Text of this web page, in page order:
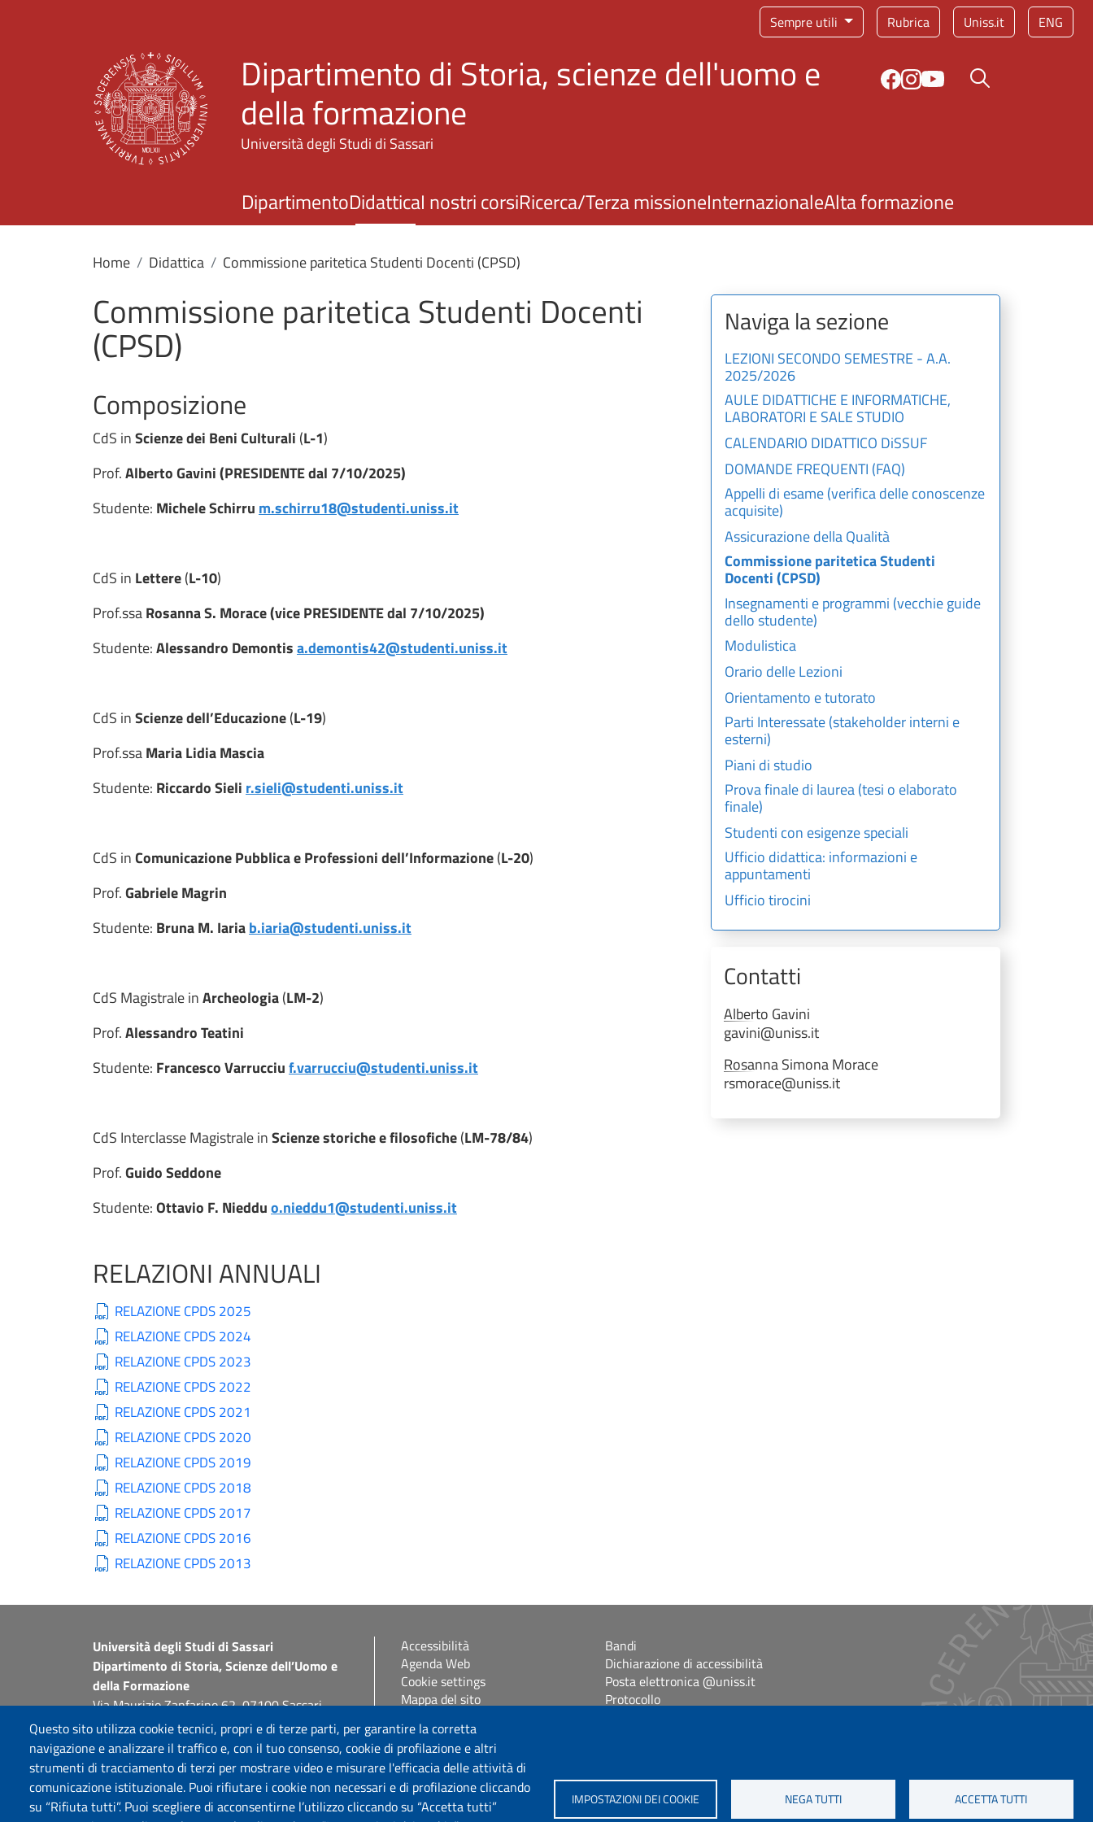
Sempre utili Rubrica Uniss.it ENG
Questo sito utilizza cookie tecnici, propri e di terze parti, per garantire la corretta
navigazione e analizzare il traffico e, con il tuo consenso, cookie di profilazione e altri
strumenti di tracciamento di terzi per mostrare video e misurare l'efficacia delle attività di
comunicazione istituzionale. Puoi rifiutare i cookie non necessari e di profilazione cliccando
su “Rifiuta tutti”. Puoi scegliere di acconsentirne l’utilizzo cliccando su “Accetta tutti”
IMPOSTAZIONI DEI COOKIE NEGA TUTTI ACCETTA TUTTI
Dipartimento di Storia, scienze dell'uomo e
della formazione
Università degli Studi di Sassari
Bottone cerca
DipartimentoDidatticaI nostri corsiRicerca/Terza missioneInternazionaleAlta formazione
Home Didattica Commissione paritetica Studenti Docenti (CPSD)
Commissione paritetica Studenti Docenti
(CPSD)
Composizione
CdS inScienze dei Beni Culturali (L-1)
Prof.Alberto Gavini (PRESIDENTE dal 7/10/2025)
Studente: Michele Schirru m.schirru18@studenti.uniss.it
CdS in Lettere(L-10)
Prof.ssaRosanna S. Morace (vice PRESIDENTE dal 7/10/2025)
Studente:Alessandro Demontisa.demontis42@studenti.uniss.it
CdS inScienze dell’Educazione(L-19)
Prof.ssaMaria Lidia Mascia
Studente: Riccardo Sieli r.sieli@studenti.uniss.it
CdS inComunicazione Pubblica e Professioni dell’Informazione(L-20)
Prof.Gabriele Magrin
Studente: Bruna M. Iariab.iaria@studenti.uniss.it
CdS Magistrale inArcheologia(LM-2)
Prof.Alessandro Teatini
Studente: Francesco Varrucciuf.varrucciu@studenti.uniss.it
CdS Interclasse Magistrale inScienze storiche e filosofiche(LM-78/84)
Prof.Guido Seddone
Studente:Ottavio F. Niedduo.nieddu1@studenti.uniss.it
RELAZIONI ANNUALI
RELAZIONE CPDS 2025
RELAZIONE CPDS 2024
RELAZIONE CPDS 2023
RELAZIONE CPDS 2022
RELAZIONE CPDS 2021
RELAZIONE CPDS 2020
RELAZIONE CPDS 2019
RELAZIONE CPDS 2018
RELAZIONE CPDS 2017
RELAZIONE CPDS 2016
RELAZIONE CPDS 2013
Naviga la sezione
LEZIONI SECONDO SEMESTRE - A.A.
2025/2026
AULE DIDATTICHE E INFORMATICHE,
LABORATORI E SALE STUDIO
CALENDARIO DIDATTICO DiSSUF
DOMANDE FREQUENTI (FAQ)
Appelli di esame (verifica delle conoscenze
acquisite)
Assicurazione della Qualità
Commissione paritetica Studenti
Docenti (CPSD)
Insegnamenti e programmi (vecchie guide
dello studente)
Modulistica
Orario delle Lezioni
Orientamento e tutorato
Parti Interessate (stakeholder interni e
esterni)
Piani di studio
Prova finale di laurea (tesi o elaborato
finale)
Studenti con esigenze speciali
Ufficio didattica: informazioni e
appuntamenti
Ufficio tirocini
Contatti
Alberto Gavini
gavini@uniss.it
Rosanna SimonaMorace
rsmorace@uniss.it
Università degli Studi di Sassari
Dipartimento di Storia, Scienze dell’Uomo e
della Formazione
Via Maurizio Zanfarino 62, 07100 Sassari
PEC: dip.storia.scienze.formazione@pec.uniss.it
www.uniss.it
Accessibilità
Agenda Web
Cookie settings
Mappa del sito
eUniss
Bandi
Dichiarazione di accessibilità
Posta elettronica @uniss.it
Protocollo
Seguici su